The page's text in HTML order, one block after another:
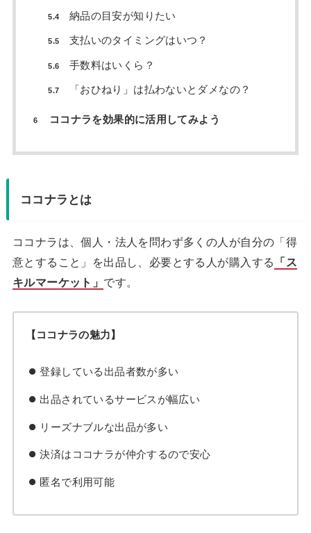
5.4 納品の目安が知りたい
5.5 支払いのタイミングはいつ？
5.6 手数料はいくら？
5.7 「おひねり」は払わないとダメなの？
6 ココナラを効果的に活用してみよう
ココナラとは
ココナラは、個人・法人を問わず多くの人が自分の「得
意とすること」を出品し、必要とする人が購入する
「ス
キルマーケット」 です。
【ココナラの魅力】
登録している出品者数が多い
出品されているサービスが幅広い
リーズナブルな出品が多い
決済はココナラが仲介するので安心
匿名で利用可能